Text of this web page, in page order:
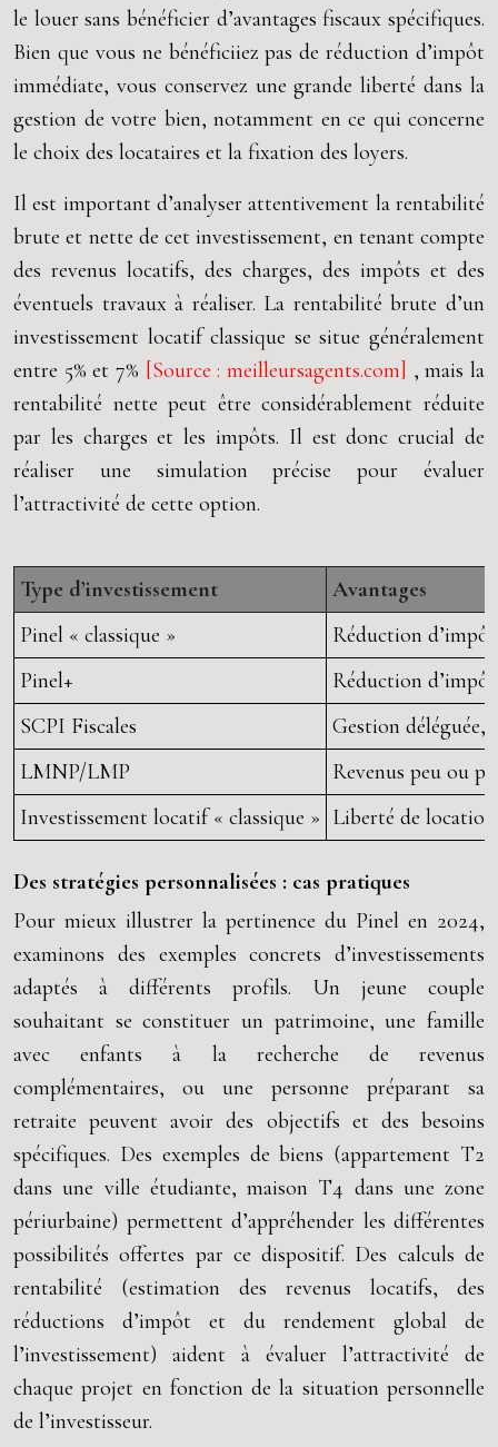
le louer sans bénéficier d’avantages fiscaux spécifiques.
Bien que vous ne bénéficiiez pas de réduction d’impôt
immédiate, vous conservez une grande liberté dans la
gestion de votre bien, notamment en ce qui concerne
le choix des locataires et la fixation des loyers.
Il est important d’analyser attentivement la rentabilité
brute et nette de cet investissement, en tenant compte
des revenus locatifs, des charges, des impôts et des
éventuels travaux à réaliser. La rentabilité brute d’un
investissement locatif classique se situe généralement
entre 5% et 7% [Source : meilleursagents.com] , mais la
rentabilité nette peut être considérablement réduite
par les charges et les impôts. Il est donc crucial de
réaliser une simulation précise pour évaluer
l’attractivité de cette option.
Type d’investissement
Avantages
Pinel « classique »
Réduction
Pinel+
Réduction
SCPI Fiscales
Gestion
LMNP/LMP
Revenus peu ou
Investissement locatif « classique » Liberté de
Des stratégies personnalisées : cas pratiques
Pour mieux illustrer la pertinence du Pinel en 2024,
examinons des exemples concrets d’investissements
adaptés à différents profils. Un jeune couple
souhaitant se constituer un patrimoine, une famille
avec enfants à la recherche de revenus
complémentaires, ou une personne préparant sa
retraite peuvent avoir des objectifs et des besoins
spécifiques. Des exemples de biens (appartement T2
dans une ville étudiante, maison T4 dans une zone
périurbaine) permettent d’appréhender les différentes
possibilités offertes par ce dispositif. Des calculs de
rentabilité (estimation des revenus locatifs, des
réductions d’impôt et du rendement global de
l’investissement) aident à évaluer l’attractivité de
chaque projet en fonction de la situation personnelle
de l’investisseur.